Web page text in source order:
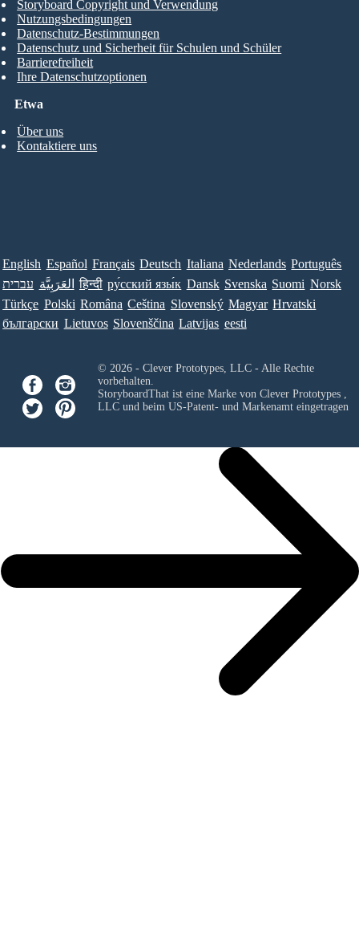
Etwa
Über uns
Kontaktiere uns
Storyboard Copyright und Verwendung
Nutzungsbedingungen
Datenschutz-Bestimmungen
Datenschutz und Sicherheit für Schulen und Schüler
Barrierefreiheit
Ihre Datenschutzoptionen
English Español Français Deutsch Italiana Nederlands Português
עברית العَرَبِيَّة हिन्दी ру́сский язы́к Dansk Svenska Suomi Norsk
Türkçe Polski Româna Ceština Slovenský Magyar Hrvatski
български Lietuvos Slovenščina Latvijas eesti
© 2026 - Clever Prototypes, LLC - Alle Rechte
vorbehalten.
StoryboardThat ist eine Marke von Clever Prototypes ,
LLCund beim US-Patent- und Markenamt eingetragen